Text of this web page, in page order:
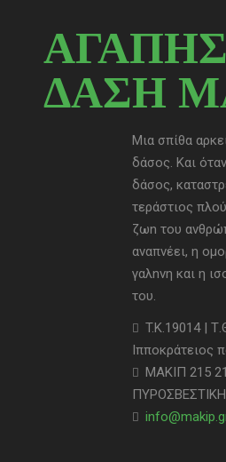
ΔΑΣΗ
Μια σπίθα
δάσος. Και
δάσος,
τεράστιος
ζωn του
αναπνέει, η
γαλnνη και η
του.
T.K.19014 |
Ιπποκράτειος
ΜΑΚΙΠ 215